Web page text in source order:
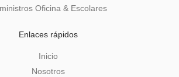
Oficina & Escolares
Enlaces rápidos
Inicio
Nosotros